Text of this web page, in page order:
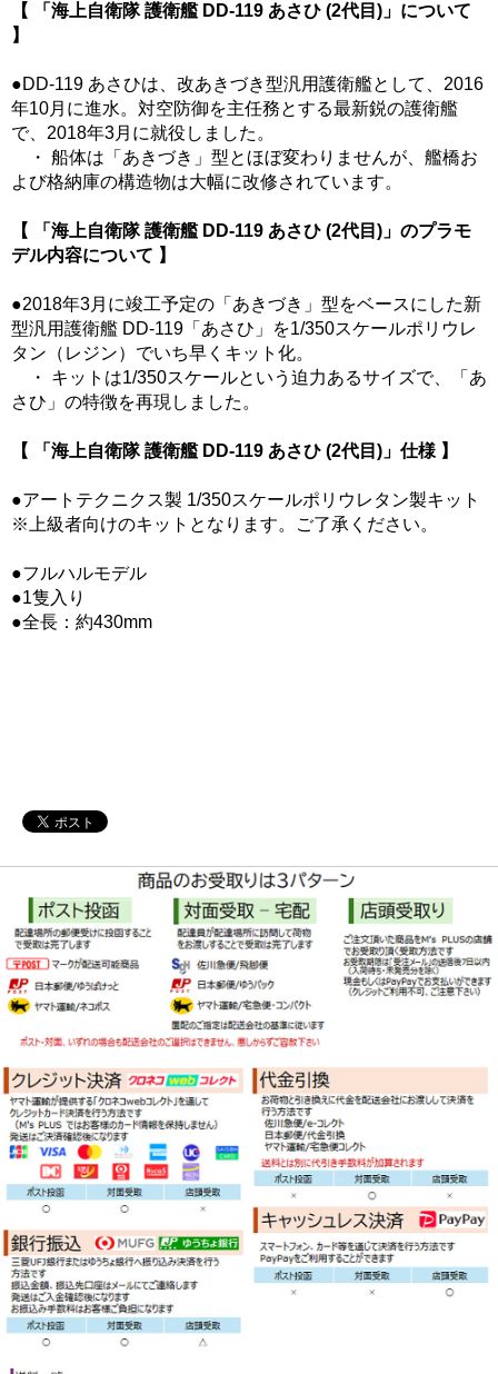
【 「海上自衛隊 護衛艦 DD-119 あさひ (2代目)」について
】
●DD-119 あさひは、改あきづき型汎用護衛艦として、2016
年10月に進水。対空防御を主任務とする最新鋭の護衛艦
で、2018年3月に就役しました。
・ 船体は「あきづき」型とほぼ変わりませんが、艦橋お
よび格納庫の構造物は大幅に改修されています。
【 「海上自衛隊 護衛艦 DD-119 あさひ (2代目)」のプラモ
デル内容について 】
●2018年3月に竣工予定の「あきづき」型をベースにした新
型汎用護衛艦 DD-119「あさひ」を1/350スケールポリウレ
タン（レジン）でいち早くキット化。
・ キットは1/350スケールという迫力あるサイズで、「あ
さひ」の特徴を再現しました。
【 「海上自衛隊 護衛艦 DD-119 あさひ (2代目)」仕様 】
●アートテクニクス製 1/350スケールポリウレタン製キット
※上級者向けのキットとなります。ご了承ください。
●フルハルモデル
●1隻入り
●全長：約430mm